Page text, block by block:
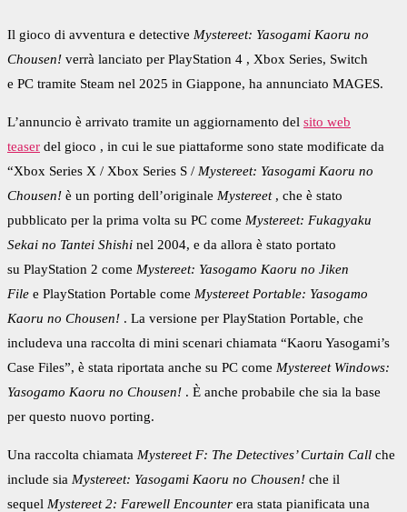
Il gioco di avventura e detective Mystereet: Yasogami Kaoru no
Chousen! verrà lanciato per PlayStation 4 , Xbox Series, Switch
e PC tramite Steam nel 2025 in Giappone, ha annunciato MAGES.
L’annuncio è arrivato tramite un aggiornamento del sito web
teaser del gioco , in cui le sue piattaforme sono state modificate da
“Xbox Series X / Xbox Series S / Mystereet: Yasogami Kaoru no
Chousen! è un porting dell’originale Mystereet, che è stato
pubblicato per la prima volta su PC come Mystereet: Fukagyaku
Sekai no Tantei Shishi nel 2004, e da allora è stato portato
su PlayStation 2 come Mystereet: Yasogamo Kaoru no Jiken
File e PlayStation Portable come Mystereet Portable: Yasogamo
Kaoru no Chousen! . La versione per PlayStation Portable, che
includeva una raccolta di mini scenari chiamata “Kaoru Yasogami’s
Case Files”, è stata riportata anche su PC come Mystereet Windows:
Yasogamo Kaoru no Chousen! . È anche probabile che sia la base
per questo nuovo porting.
Una raccolta chiamata Mystereet F: The Detectives’ Curtain Call che
include sia Mystereet: Yasogami Kaoru no Chousen! che il
sequel Mystereet 2: Farewell Encounter era stata pianificata una